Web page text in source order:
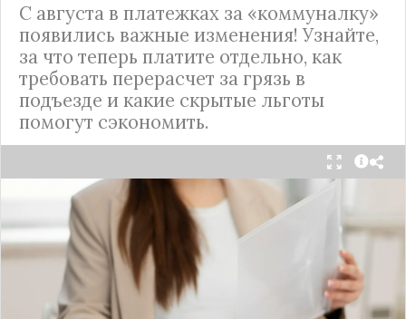
С августа в платежках за «коммуналку»
появились важные изменения! Узнайте,
за что теперь платите отдельно, как
требовать перерасчет за грязь в
подъезде и какие скрытые льготы
помогут сэкономить.
С 1 августа в квитанциях за жилищно-
коммунальные услуги введено важное
новшество. Как поясняет автор канала "ВЗО
ProДеньги", теперь уборка мест общего
пользования (МОП) выделена в отдельную
строку. Это дает жильцам четкое понимание, за
что именно они платят.